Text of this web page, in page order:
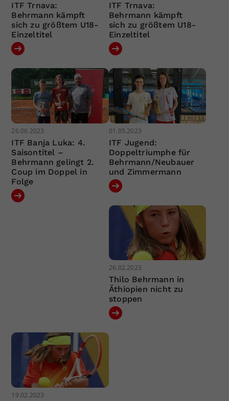
ITF Trnava:
Behrmann kämpft
sich zu größtem U18-
Einzeltitel
ITF Trnava:
Behrmann kämpft
sich zu größtem U18-
Einzeltitel
26.06.2023
ITF Banja Luka: 4.
Saisontitel –
Behrmann gelingt 2.
Coup im Doppel in
Folge
01.05.2023
ITF Jugend:
Doppeltriumphe für
Behrmann/Neubauer
und Zimmermann
26.02.2023
Thilo Behrmann in
Äthiopien nicht zu
stoppen
19.02.2023